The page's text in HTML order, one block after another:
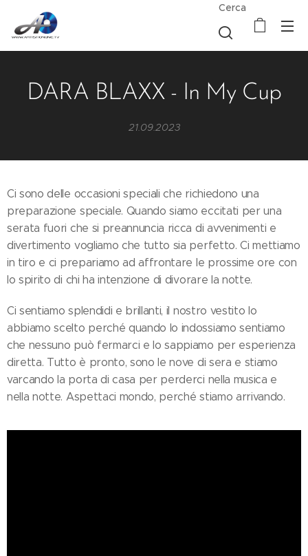
Cerca
DARA BLAXX - In My Cup
21.09.2023
Ci sono delle occasioni speciali che richiedono una
preparazione speciale. Quando siamo eccitati per una
serata fuori che si preannuncia ricca di avvenimenti e
divertimento vogliamo che tutto sia perfetto. Ci mettiamo
in tiro e ci prepariamo ad affrontare le prossime ore con
lo spirito di chi ha intenzione di divorare la notte.
Ci sentiamo splendidi e brillanti, il nostro vestito lo
abbiamo scelto perché quando lo indossiamo sentiamo
che nessuno può fermarci e lo sappiamo per esperienza
diretta. Tutto è pronto, sono le nove di sera e stiamo
varcando la porta di casa per perderci nella musica e
nella notte. Aspettaci mondo, perché stiamo arrivando.